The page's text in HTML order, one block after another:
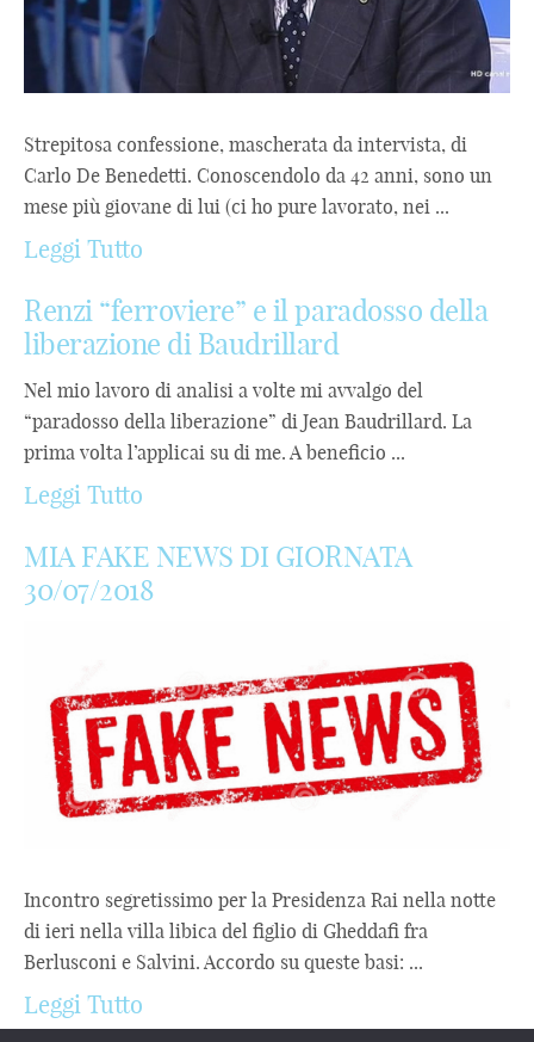
Strepitosa confessione, mascherata da intervista, di
Carlo De Benedetti. Conoscendolo da 42 anni, sono un
mese più giovane di lui (ci ho pure lavorato, nei ...
Leggi Tutto
Renzi “ferroviere” e il paradosso della
liberazione di Baudrillard
Nel mio lavoro di analisi a volte mi avvalgo del
“paradosso della liberazione” di Jean Baudrillard. La
prima volta l’applicai su di me. A beneficio ...
Leggi Tutto
MIA FAKE NEWS DI GIORNATA
30/07/2018
Incontro segretissimo per la Presidenza Rai nella notte
di ieri nella villa libica del figlio di Gheddafi fra
Berlusconi e Salvini. Accordo su queste basi: ...
Leggi Tutto